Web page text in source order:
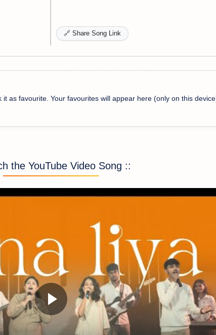
🔗 Share Song Link
as favourite. Your favourites will appear here (only on this
the YouTube Video Song ::